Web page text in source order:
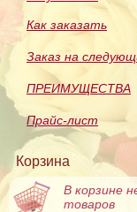
Как заказать
Заказ на
ПРЕИМУЩЕСТВА
Прайс-лист
Корзина
В корзине
товаров